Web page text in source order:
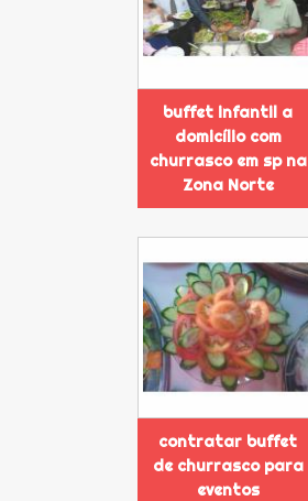
buffet infantil a
domicílio com
churrasco em sp na
Zona Norte
contratar buffet
de churrasco para
eventos